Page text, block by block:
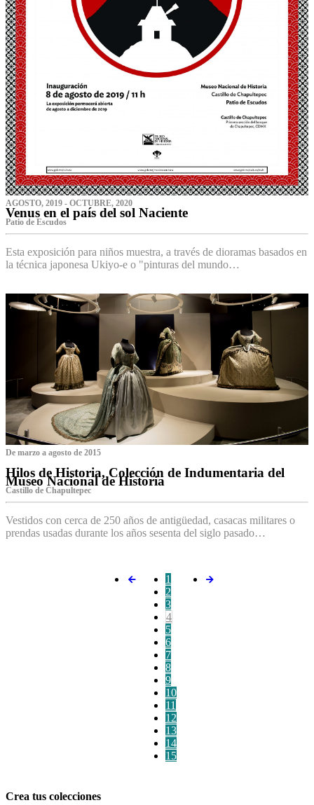
AGOSTO, 2019 - OCTUBRE, 2020
Venus en el país del sol Naciente
P‌atio de Escudos
Esta exposición para niños muestra, a través de dioramas basados en
la técnica japonesa Ukiyo-e o "pinturas del mundo…
De marzo a agosto de 2015
Hilos de Historia, Colección de Indumentaria del
Museo Nacional de Historia
Castillo de Chapultepec
Vestidos con cerca de 250 años de antigüedad, casacas militares o
prendas usadas durante los años sesenta del siglo pasado…
1
2
3
4
5
6
7
8
9
10
11
12
13
14
15
Crea tus colecciones